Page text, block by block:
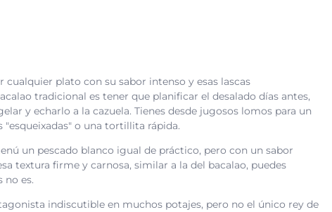
cualquier plato con su sabor intenso y esas lascas
tradicional es tener que planificar el desalado días antes,
y echarlo a la cazuela. Tienes desde jugosos lomos para un
o una tortillita rápida.
un pescado blanco igual de práctico, pero con un sabor
textura firme y carnosa, similar a la del bacalao, puedes
no es.
indiscutible en muchos potajes, pero no el único rey de